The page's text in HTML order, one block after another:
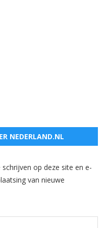
NEDERLAND.NL
op deze site en e-
van nieuwe